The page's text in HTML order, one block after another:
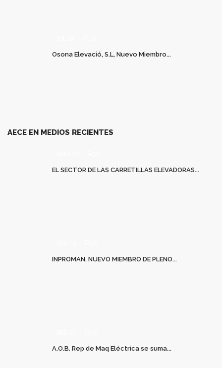
Osona Elevació, S.L, Nuevo Miembro...
AECE EN MEDIOS RECIENTES
EL SECTOR DE LAS CARRETILLAS ELEVADORAS...
INPROMAN, NUEVO MIEMBRO DE PLENO...
A.O.B. Rep de Maq Eléctrica se suma...